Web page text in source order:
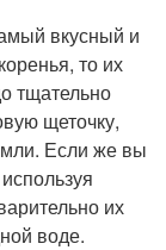
вкусный и
то их
тщательно
щеточку,
Если же вы
их
воде.